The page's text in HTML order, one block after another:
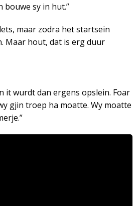
bouwe sy in hut.”
maar zodra het startsein
Maar hout, dat is erg duur
it wurdt dan ergens opslein. Foar
gjin troep ha moatte. Wy moatte